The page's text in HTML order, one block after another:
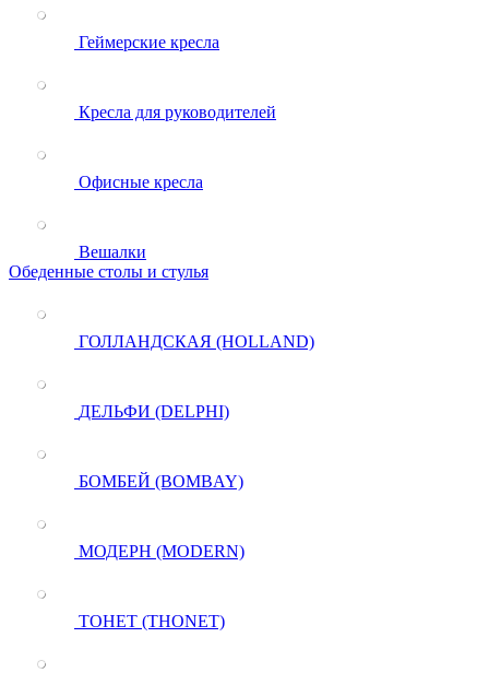
Геймерские кресла
Кресла для руководителей
Офисные кресла
Вешалки
Обеденные столы и стулья
ГОЛЛАНДСКАЯ (HOLLAND)
ДЕЛЬФИ (DELPHI)
БОМБЕЙ (BOMBAY)
МОДЕРН (MODERN)
ТОНЕТ (THONET)